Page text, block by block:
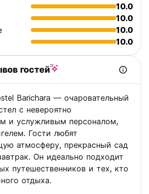
10.0
10.0
10.0
10.0
гостей
Barichara — очаровательный
с невероятно
и услужливым персоналом,
Гости любят
атмосферу, прекрасный сад
Он идеально подходит
путешественников и тех, кто
отдыха.